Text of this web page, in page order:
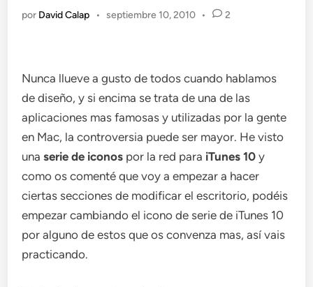
por David Calap • septiembre 10, 2010 • 2
Nunca llueve a gusto de todos cuando hablamos
de diseño, y si encima se trata de una de las
aplicaciones mas famosas y utilizadas por la gente
en Mac, la controversia puede ser mayor. He visto
unaserie de iconos por la red para iTunes 10 y
como os comenté que voy a empezar a hacer
ciertas secciones de modificar el escritorio, podéis
empezar cambiando el icono de serie de iTunes 10
por alguno de estos que os convenza mas, así vais
practicando.